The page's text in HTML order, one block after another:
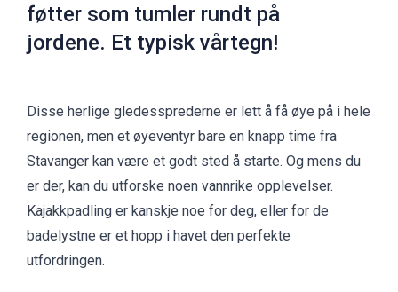
føtter som tumler rundt på
jordene. Et typisk vårtegn!
Disse herlige gledessprederne er lett å få øye på i hele
regionen, men et øyeventyr bare en knapp time fra
Stavanger kan være et godt sted å starte. Og mens du
er der, kan du utforske noen vannrike opplevelser.
Kajakkpadling er kanskje noe for deg, eller for de
badelystne er et hopp i havet den perfekte
utfordringen.